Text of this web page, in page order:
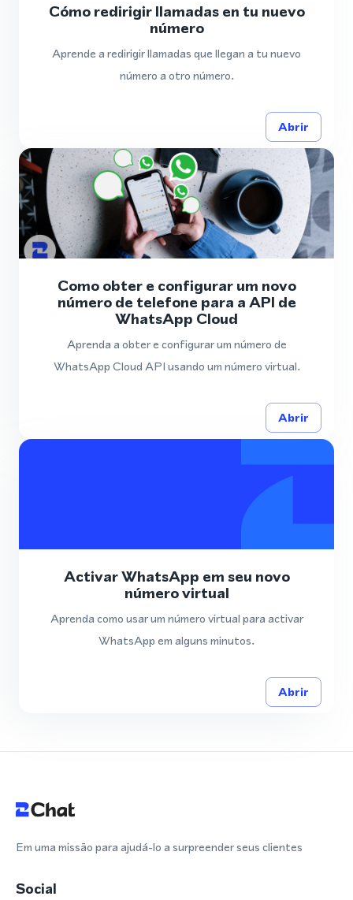
Cómo redirigir llamadas en tu nuevo
número
Aprende a redirigir llamadas que llegan a tu nuevo
número a otro número.
Abrir
Como obter e configurar um novo
número de telefone para a API de
WhatsApp Cloud
Aprenda a obter e configurar um número de
WhatsApp Cloud API usando um número virtual.
Abrir
Activar WhatsApp em seu novo
número virtual
Aprenda como usar um número virtual para activar
WhatsApp em alguns minutos.
Abrir
Em uma missão para ajudá-lo a surpreender seus clientes
Social